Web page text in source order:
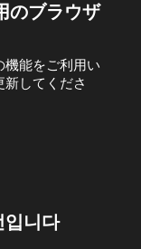
のブラウザ
機能をご利用い
してくださ
입니다